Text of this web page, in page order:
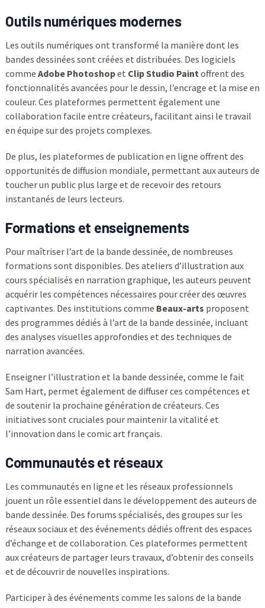
Outils numériques modernes
Les outils numériques ont transformé la manière dont les
bandes dessinées sont créées et distribuées. Des logiciels
comme Adobe Photoshopet Clip Studio Paintoffrent des
fonctionnalités avancées pour le dessin, l’encrage et la mise en
couleur. Ces plateformes permettent également une
collaboration facile entre créateurs, facilitant ainsi le travail
en équipe sur des projets complexes.
De plus, les plateformes de publication en ligne offrent des
opportunités de diffusion mondiale, permettant aux auteurs de
toucher un public plus large et de recevoir des retours
instantanés de leurs lecteurs.
Formations et enseignements
Pour maîtriser l’art de la bande dessinée, de nombreuses
formations sont disponibles. Des ateliers d’illustration aux
cours spécialisés en narration graphique, les auteurs peuvent
acquérir les compétences nécessaires pour créer des œuvres
captivantes. Des institutions comme Beaux-arts proposent
des programmes dédiés à l’art de la bande dessinée, incluant
des analyses visuelles approfondies et des techniques de
narration avancées.
Enseigner l’illustration et la bande dessinée, comme le fait
Sam Hart, permet également de diffuser ces compétences et
de soutenir la prochaine génération de créateurs. Ces
initiatives sont cruciales pour maintenir la vitalité et
l’innovation dans le comic art français.
Communautés et réseaux
Les communautés en ligne et les réseaux professionnels
jouent un rôle essentiel dans le développement des auteurs de
bande dessinée. Des forums spécialisés, des groupes sur les
réseaux sociaux et des événements dédiés offrent des espaces
d’échange et de collaboration. Ces plateformes permettent
aux créateurs de partager leurs travaux, d’obtenir des conseils
et de découvrir de nouvelles inspirations.
Participer à des événements comme les salons de la bande